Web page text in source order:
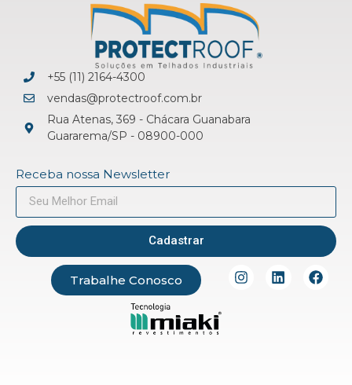
+55 (11) 2164-4300
vendas@protectroof.com.br
Rua Atenas, 369 - Chácara Guanabara
Guararema/SP - 08900-000
Receba nossa Newsletter
Cadastrar
Trabalhe Conosco